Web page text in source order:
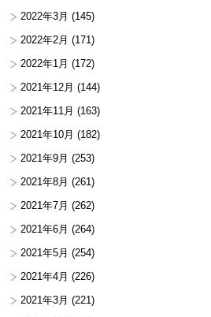
2022年3月 (145)
2022年2月 (171)
2022年1月 (172)
2021年12月 (144)
2021年11月 (163)
2021年10月 (182)
2021年9月 (253)
2021年8月 (261)
2021年7月 (262)
2021年6月 (264)
2021年5月 (254)
2021年4月 (226)
2021年3月 (221)